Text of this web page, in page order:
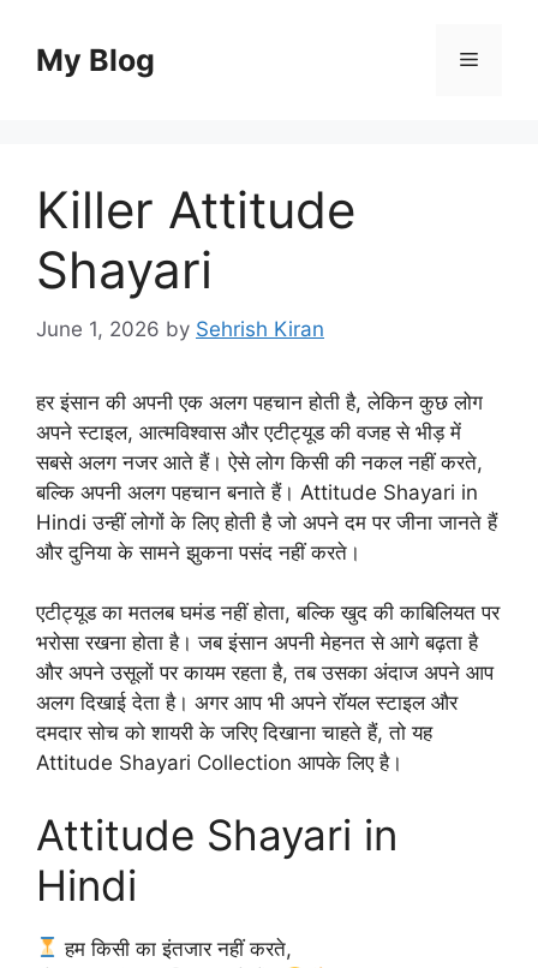
contentMy Blog Menu
Killer Attitude
Shayari
June 1, 2026 by Sehrish Kiran
हर इंसान की अपनी एक अलग पहचान होती है, लेकिन कुछ लोग
अपने स्टाइल, आत्मविश्वास और एटीट्यूड की वजह से भीड़ में
सबसे अलग नजर आते हैं। ऐसे लोग किसी की नकल नहीं करते,
बल्कि अपनी अलग पहचान बनाते हैं। Attitude Shayari in
Hindi उन्हीं लोगों के लिए होती है जो अपने दम पर जीना जानते हैं
और दुनिया के सामने झुकना पसंद नहीं करते।
एटीट्यूड का मतलब घमंड नहीं होता, बल्कि खुद की काबिलियत पर
भरोसा रखना होता है। जब इंसान अपनी मेहनत से आगे बढ़ता है
और अपने उसूलों पर कायम रहता है, तब उसका अंदाज अपने आप
अलग दिखाई देता है। अगर आप भी अपने रॉयल स्टाइल और
दमदार सोच को शायरी के जरिए दिखाना चाहते हैं, तो यह
Attitude Shayari Collection आपके लिए है।
Attitude Shayari in
Hindi
हम किसी का इंतजार नहीं करते,